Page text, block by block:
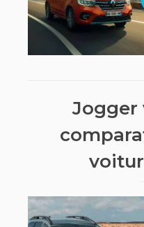
Jogger